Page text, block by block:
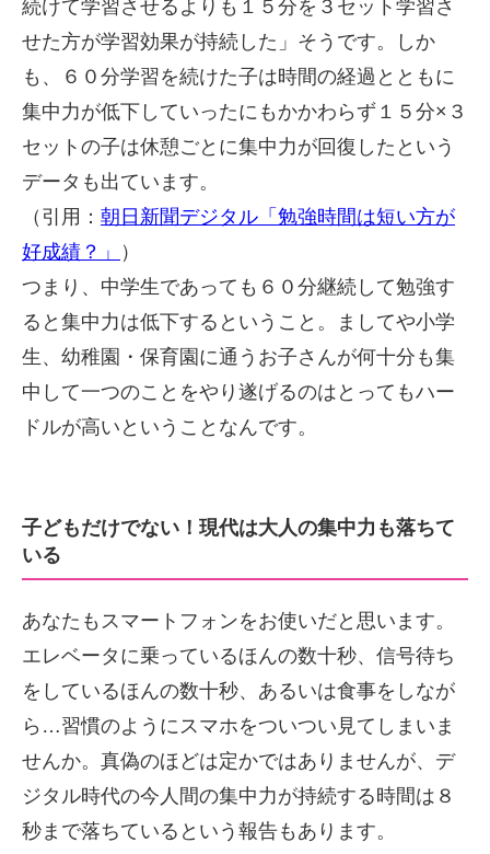
続けて学習させるよりも１５分を３セット学習さ
せた方が学習効果が持続した」そうです。しか
も、６０分学習を続けた子は時間の経過とともに
集中力が低下していったにもかかわらず１５分×３
セットの子は休憩ごとに集中力が回復したという
データも出ています。
（引用： 朝日新聞デジタル「勉強時間は短い方が
好成績？」
）
つまり、中学生であっても６０分継続して勉強す
ると集中力は低下するということ。ましてや小学
生、幼稚園・保育園に通うお子さんが何十分も集
中して一つのことをやり遂げるのはとってもハー
ドルが高いということなんです。
子どもだけでない！現代は大人の集中力も落ちて
いる
あなたもスマートフォンをお使いだと思います。
エレベータに乗っているほんの数十秒、信号待ち
をしているほんの数十秒、あるいは食事をしなが
ら…習慣のようにスマホをついつい見てしまいま
せんか。真偽のほどは定かではありませんが、デ
ジタル時代の今人間の集中力が持続する時間は８
秒まで落ちているという報告もあります。